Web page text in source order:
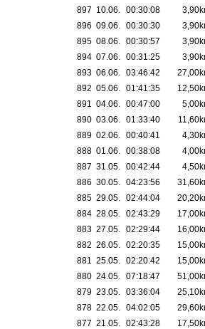
897 10.06. 00:30:08
896 09.06. 00:30:30
895 08.06. 00:30:57
894 07.06. 00:31:25
893 06.06. 03:46:42
892 05.06. 01:41:35
891 04.06. 00:47:00
890 03.06. 01:33:40
889 02.06. 00:40:41
888 01.06. 00:38:08
887 31.05. 00:42:44
886 30.05. 04:23:56
885 29.05. 02:44:04
884 28.05. 02:43:29
883 27.05. 02:29:44
882 26.05. 02:20:35
881 25.05. 02:20:42
880 24.05. 07:18:47
879 23.05. 03:36:04
878 22.05. 04:02:05
877 21.05. 02:43:28